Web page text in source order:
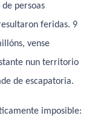
persoas
feridas. 9
vense
nun territorio
de escapatoria.
imposible: